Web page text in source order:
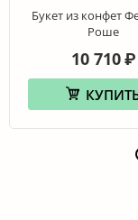
Букет из конфет
Роше
10 710 ₽